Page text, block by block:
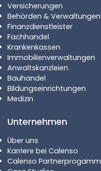
Versicherungen
Behörden & Verwaltungen
Finanzdienstleister
Fachhandel
Krankenkassen
Immobilienverwaltungen
Anwaltskanzleien
Bauhandel
Bildungseinrichtungen
Medizin
Unternehmen
Über uns
Karriere bei Calenso
Calenso Partnerprogamm